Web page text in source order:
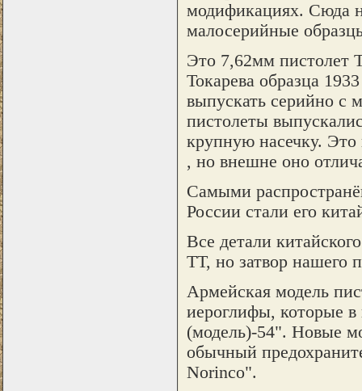
модификациях. Сюда
малосерийные
Это 7,62мм пистолет
Токарева образца
выпускать серийно с
пистолеты
крупную насечку.
, но внешне оно
Самыми
России стали его
Все детали
ТТ, но затвор нашего
Армейская модель
иероглифы, которые в
(модель)-54". Новые
обычный
Norinco".